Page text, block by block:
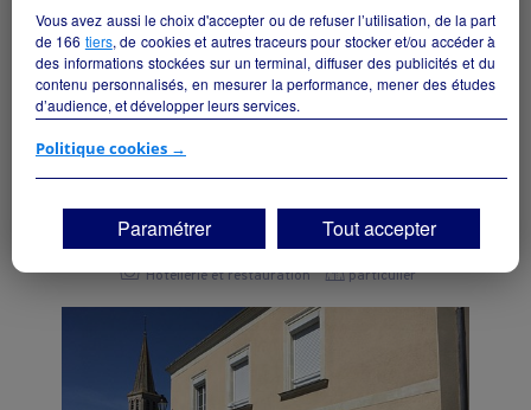
Lys-Haut-Layon - 49540
Hôtellerie et restauration particulier
Vous avez aussi le choix d'accepter ou de refuser l’utilisation, de la part
de 166 tiers, de cookies et autres traceurs pour stocker et/ou accéder à
des informations stockées sur un terminal, diffuser des publicités et du
contenu personnalisés, en mesurer la performance, mener des études
d’audience, et développer leurs services.
Si vous continuez sans accepter, les fonctionnalités liées à la
vos centres d'intérêt. Seuls lescookies/traceurs techniquesseront
déposés et lus sur votre terminal.
Vous pouvez exprimer vos choix en cliquant sur "Tout accepter",
moment en cliquant sur le lien "Paramétrez vos choix" situé en bas de
Politique cookies →
Paramétrer Tout accepter